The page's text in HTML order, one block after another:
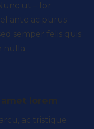
ut – for
ante ac purus
semper felis quis
nulla.
lorem
ac tristique